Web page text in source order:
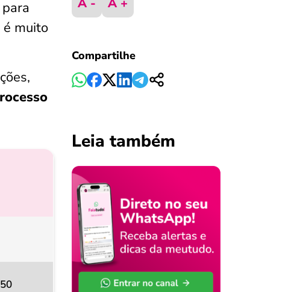
é muito
A - A +
Compartilhe
Leia também